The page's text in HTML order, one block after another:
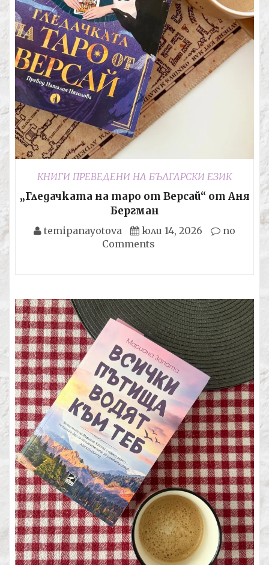
КНИГИ ПРЕВЕДЕНИ НА БЪЛГАРСКИ ЕЗИК
„Гледачката на таро от Версай“ от Аня
Бергман
temipanayotova юли 14, 2026
no
Comments